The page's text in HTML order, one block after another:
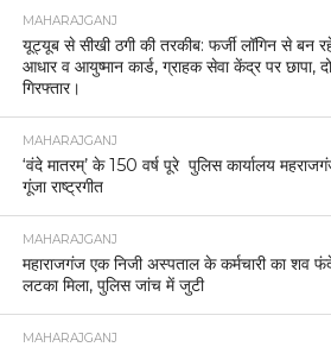
MAHARAJGANJ
यूट्यूब से सीखी ठगी की तरकीब: फर्जी लॉगिन से बन
आधार व आयुष्मान कार्ड, ग्राहक सेवा केंद्र पर छापा, दो
गिरफ्तार।
MAHARAJGANJ
‘वंदे मातरम्’ के 150 वर्ष पूरे पुलिस कार्यालय
गूंजा राष्ट्रगीत
MAHARAJGANJ
महाराजगंज एक निजी अस्पताल के कर्मचारी का शव
लटका मिला, पुलिस जांच में जुटी
MAHARAJGANJ